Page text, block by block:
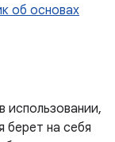
об основах
использовании,
берет на себя